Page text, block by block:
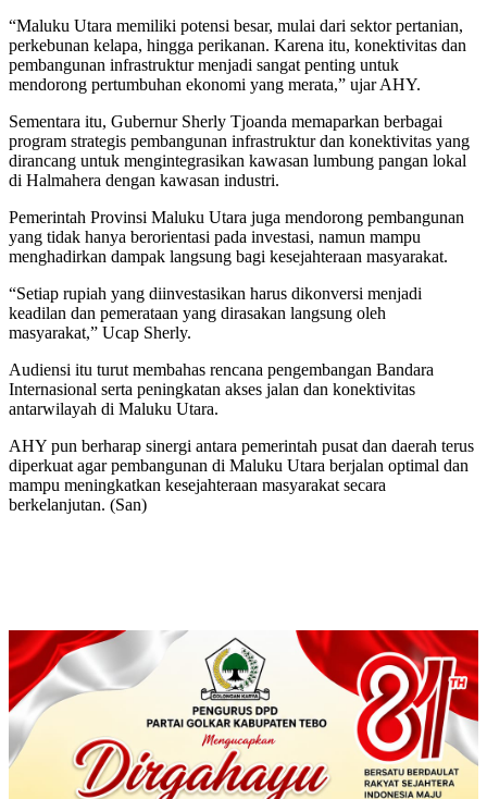
“Maluku Utara memiliki potensi besar, mulai dari sektor pertanian,
perkebunan kelapa, hingga perikanan. Karena itu, konektivitas dan
pembangunan infrastruktur menjadi sangat penting untuk
mendorong pertumbuhan ekonomi yang merata,” ujar AHY.
Sementara itu, Gubernur Sherly Tjoanda memaparkan berbagai
program strategis pembangunan infrastruktur dan konektivitas yang
dirancang untuk mengintegrasikan kawasan lumbung pangan lokal
di Halmahera dengan kawasan industri.
Pemerintah Provinsi Maluku Utara juga mendorong pembangunan
yang tidak hanya berorientasi pada investasi, namun mampu
menghadirkan dampak langsung bagi kesejahteraan masyarakat.
“Setiap rupiah yang diinvestasikan harus dikonversi menjadi
keadilan dan pemerataan yang dirasakan langsung oleh
masyarakat,” Ucap Sherly.
Audiensi itu turut membahas rencana pengembangan Bandara
Internasional serta peningkatan akses jalan dan konektivitas
antarwilayah di Maluku Utara.
AHY pun berharap sinergi antara pemerintah pusat dan daerah terus
diperkuat agar pembangunan di Maluku Utara berjalan optimal dan
mampu meningkatkan kesejahteraan masyarakat secara
berkelanjutan. (San)